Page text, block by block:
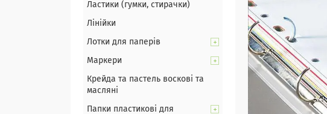
Ластики (гумки, стирачки)
Лінійки
Лотки для паперів
Маркери
Крейда та пастель воскові та
масляні
Папки пластикові для